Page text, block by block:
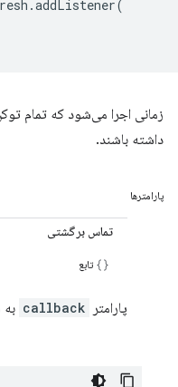
.addListener(
زمانی اجرا می‌شود که تمام
داشته باشند.
پارامترها
تماس برگشتی
تابع
پارامتر callback